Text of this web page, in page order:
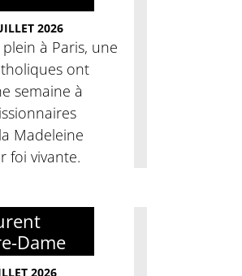
2026
à Paris, une
ont
semaine à
Madeleine
foi vivante.
Dame
2026